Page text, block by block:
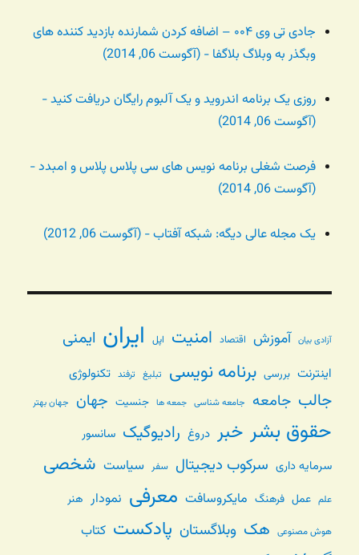
جادی تی وی ۰۰۴ – اضافه کردن شمارنده بازدید کننده های
وبگذر به وبلاگ بلاگفا - (آگوست 06, 2014)
روزی یک برنامه اندروید و یک آلبوم رایگان دریافت کنید -
(آگوست 06, 2014)
فرصت شغلی برنامه نویس های سی پلاس پلاس و امبدد -
(آگوست 06, 2014)
یک مجله عالی دیگه: شبکه آفتاب - (آگوست 06, 2012)
آزادی بیان آموزش اقتصاد امنیت اپل ایران ایمنی
اینترنت بررسی برنامه نویسی تبلیغ ترفند تکنولوژی
جالب جامعه جامعه شناسی جمعه ها جنسیت جهان جهان بهتر
حقوق بشر خبر دروغ رادیوگیک سانسور
سرمایه داری سرکوب دیجیتال سفر سیاست شخصی
علم عمل فرهنگ مایکروسافت معرفی نمودار هنر
هوش مصنوعی هک وبلاگستان پادکست کتاب